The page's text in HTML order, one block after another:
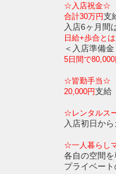
☆入店祝金☆
合計30万円支
入店6ヶ月間
日給+歩合と
＜入店準備金
5日間で80,000
☆皆勤手当☆
20,000円支給
☆レンタルス
入店初日か
☆一人暮らし
各自の空間を
プライベー